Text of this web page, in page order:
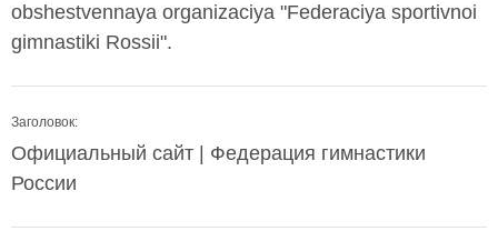
obshestvennaya organizaciya "Federaciya sportivnoi
gimnastiki Rossii".
Заголовок:
Официальный сайт | Федерация гимнастики
России